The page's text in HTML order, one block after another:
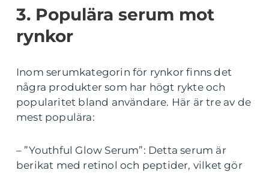
3. Populära serum mot
rynkor
Inom serumkategorin för rynkor finns det
några produkter som har högt rykte och
popularitet bland användare. Här är tre av de
mest populära:
– ”Youthful Glow Serum”: Detta serum är
berikat med retinol och peptider, vilket gör